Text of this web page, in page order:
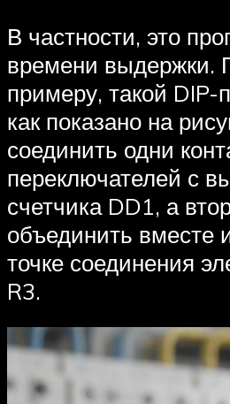
В частности, это
времени выдержки.
примеру, такой DIP-
как показано на
соединить одни
переключателей с
счетчика DD1, а
объединить вместе
точке соединения
R3.